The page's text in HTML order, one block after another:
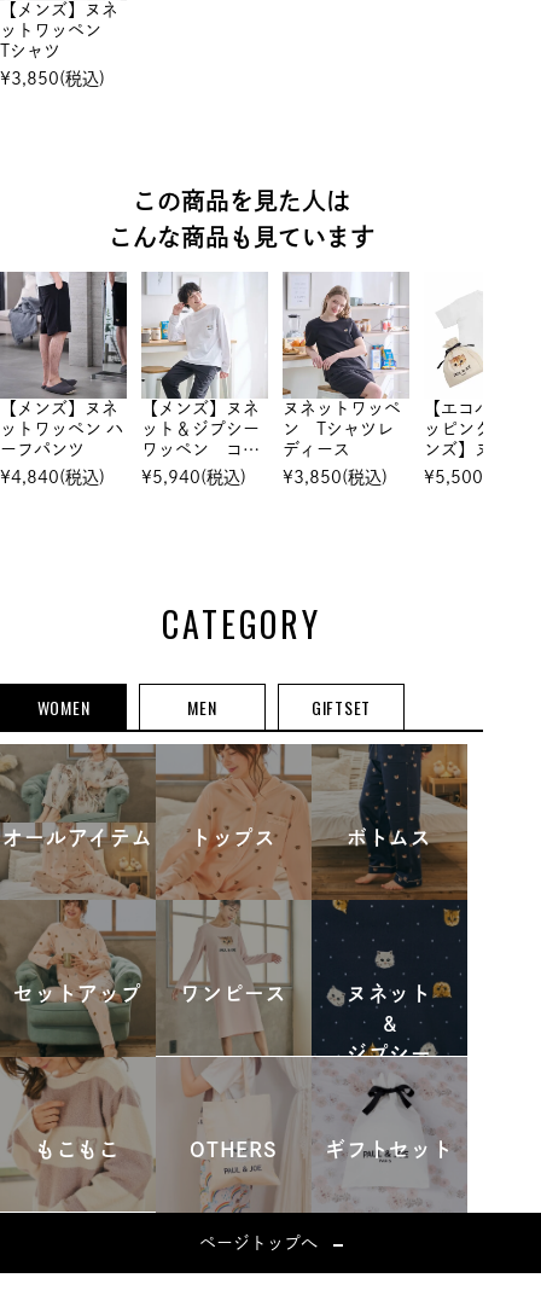
【メンズ】ヌネ
ットワッペン
Tシャツ
¥3,850(税込)
この商品を見た人は
こんな商品も見ています
【メンズ】ヌネ
ットワッペン ハ
ーフパンツ
¥4,840(税込)
【メンズ】ヌネ
ット＆ジプシー
ワッペン コッ
トンロングTシ
ャツ
¥5,940(税込)
ヌネットワッペ
ン Tシャツレ
ディース
¥3,850(税込)
【エコバッグラ
ッピング】【メ
ンズ】ヌネット
ワッペン Tシ
ャツメンズ
¥5,500
CATEGORY
WOMEN MEN GIFTSET
オールアイテム トップス ボトムス
セットアップ ワンピース
ヌネット
&
ジプシー
もこもこ OTHERS ギフトセット
ページトップへ